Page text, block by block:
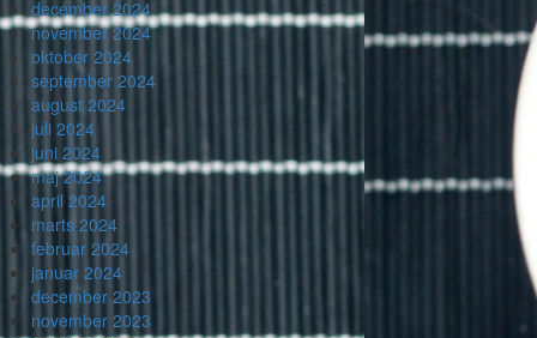
december 2024
november 2024
oktober 2024
september 2024
august 2024
juli 2024
juni 2024
maj 2024
april 2024
marts 2024
februar 2024
januar 2024
december 2023
november 2023